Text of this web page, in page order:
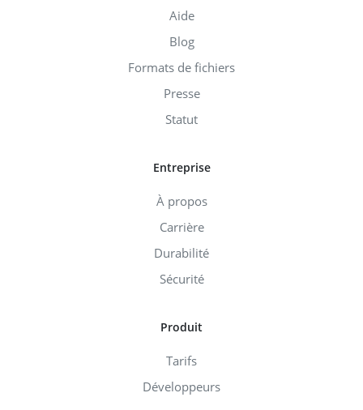
Aide
Blog
Formats de fichiers
Presse
Statut
Entreprise
À propos
Carrière
Durabilité
Sécurité
Produit
Tarifs
Développeurs